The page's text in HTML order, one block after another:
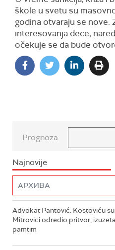
škole u svetu su
godina otvaraju se nove.
interesovanja dece,
očekuje se da bude
Prognoza
Najnovije
Advokat Pantović: Kostoviću
Mitrovici odredio pritvor,
pamtim